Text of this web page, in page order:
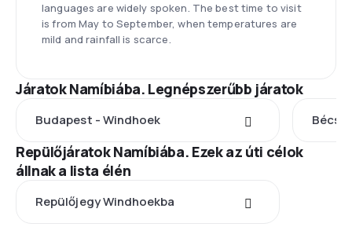
languages are widely spoken. The best time to visit
is from May to September, when temperatures are
mild and rainfall is scarce.
Járatok Namíbiába. Legnépszerűbb járatok
Budapest - Windhoek Bécs
Repülőjáratok Namíbiába. Ezek az úti célok
állnak a lista élén
Repülőjegy Windhoekba